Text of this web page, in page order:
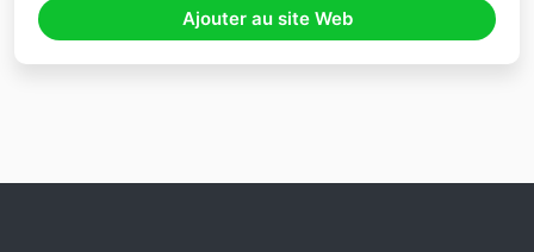
Ajouter au site Web